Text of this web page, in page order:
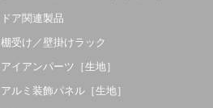
ドア関連製品
棚受け／壁掛けラック
アイアンパーツ［生地］
アルミ装飾パネル［生地］